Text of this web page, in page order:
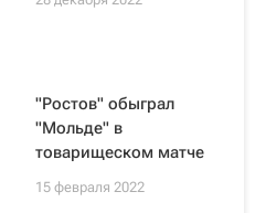
"Ростов" обыграл
"Мольде" в
товарищеском матче
15 февраля 2022